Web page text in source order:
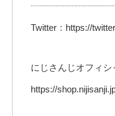
Twitter：https://
にじさんじオフィシ
https://